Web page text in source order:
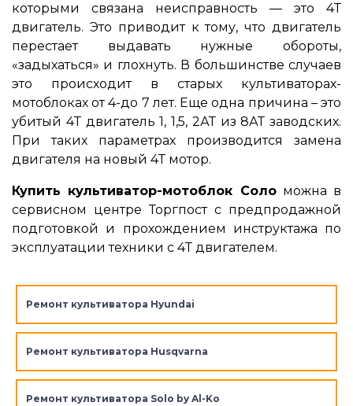
которыми связана неисправность ― это 4Т
двигатель. Это приводит к тому, что двигатель
перестает выдавать нужные обороты,
«задыхаться» и глохнуть. В большинстве случаев
это происходит в старых культиваторах-
мотоблоках от 4-до 7 лет. Еще одна причина – это
убитый 4Т двигатель 1, 1,5, 2АТ из 8АТ заводских.
При таких параметрах производится замена
двигателя на новый 4Т мотор.
Купить культиватор-мотоблок Соломожна в
сервисном центре Торгпост с предпродажной
подготовкой и прохождением инструктажа по
эксплуатации техники с 4Т двигателем.
Ремонт культиватора Hyundai
Ремонт культиватора Husqvarna
Ремонт культиватора Solo by Al-Ko